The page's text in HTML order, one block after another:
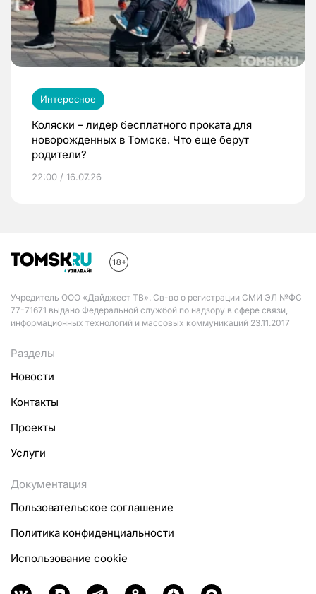
Интересное
Коляски – лидер бесплатного проката для
новорожденных в Томске. Что еще берут
родители?
22:00 / 16.07.26
Учредитель ООО «Дайджест ТВ». Св-во о регистрации СМИ ЭЛ №ФС
77-71671 выдано Федеральной службой по надзору в сфере связи,
информационных технологий и массовых коммуникаций 23.11.2017
Разделы
Новости
Контакты
Проекты
Услуги
Документация
Пользовательское соглашение
Политика конфиденциальности
Использование cookie